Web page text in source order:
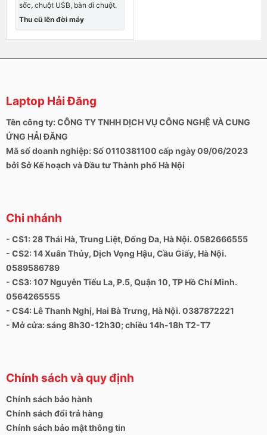
sốc, chuột USB, bàn di chuột.
Thu cũ lên đời máy
Laptop Hải Đăng
Tên công ty: CÔNG TY TNHH DỊCH VỤ CÔNG NGHỆ VÀ CUNG
ỨNG HẢI ĐĂNG
Mã số doanh nghiệp: Số 0110381100 cấp ngày 09/06/2023
bởi Sở Kế hoạch và Đầu tư Thành phố Hà Nội
Chi nhánh
- CS1: 28 Thái Hà, Trung Liệt, Đống Đa, Hà Nội. 0582666555
- CS2: 14 Xuân Thủy, Dịch Vọng Hậu, Cầu Giấy, Hà Nội.
0589586789
- CS3: 107 Nguyễn Tiểu La, P.5, Quận 10, TP Hồ Chí Minh.
0564265555
- CS4: Lê Thanh Nghị, Hai Bà Trưng, Hà Nội. 0387872221
- Mở cửa: sáng 8h30-12h30; chiều 14h-18h T2-T7
Chính sách và quy định
Chính sách bảo hành
Chính sách đổi trả hàng
Chính sách bảo mật thông tin